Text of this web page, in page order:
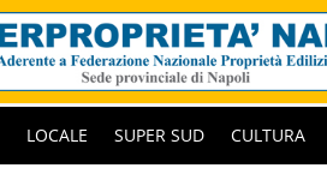
LOCALE SUPER SUD CULTURA